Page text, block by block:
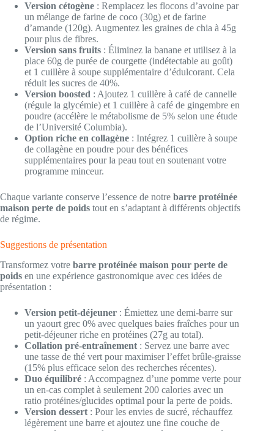
Version cétogène : Remplacez les flocons d’avoine par
un mélange de farine de coco (30g) et de farine
d’amande (120g). Augmentez les graines de chia à 45g
pour plus de fibres.
Version sans fruits : Éliminez la banane et utilisez à la
place 60g de purée de courgette (indétectable au goût)
et 1 cuillère à soupe supplémentaire d’édulcorant. Cela
réduit les sucres de 40%.
Version boosted : Ajoutez 1 cuillère à café de cannelle
(régule la glycémie) et 1 cuillère à café de gingembre en
poudre (accélère le métabolisme de 5% selon une étude
de l’Université Columbia).
Option riche en collagène : Intégrez 1 cuillère à soupe
de collagène en poudre pour des bénéfices
supplémentaires pour la peau tout en soutenant votre
programme minceur.
Chaque variante conserve l’essence de notre barre protéinée
maison perte de poids tout en s’adaptant à différents objectifs
de régime.
Suggestions de présentation
Transformez votre barre protéinée maison pour perte de
poids en une expérience gastronomique avec ces idées de
présentation :
Version petit-déjeuner : Émiettez une demi-barre sur
un yaourt grec 0% avec quelques baies fraîches pour un
petit-déjeuner riche en protéines (27g au total).
Collation pré-entraînement : Servez une barre avec
une tasse de thé vert pour maximiser l’effet brûle-graisse
(15% plus efficace selon des recherches récentes).
Duo équilibré : Accompagnez d’une pomme verte pour
un en-cas complet à seulement 200 calories avec un
ratio protéines/glucides optimal pour la perte de poids.
Version dessert : Pour les envies de sucré, réchauffez
légèrement une barre et ajoutez une fine couche de